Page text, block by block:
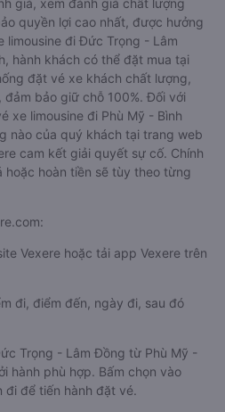
giá, xem đánh giá chất lượng
quyền lợi cao nhất, được hưởng
limousine đi Đức Trọng - Lâm
hành khách có thể đặt mua tại
đặt vé xe khách chất lượng,
bảo giữ chỗ 100%. Đối với
xe limousine đi Phù Mỹ - Bình
nào của quý khách tại trang web
cam kết giải quyết sự cố. Chính
hoặc hoàn tiền sẽ tùy theo từng
Vexere hoặc tải app Vexere trên
đi, điểm đến, ngày đi, sau đó
Trọng - Lâm Đồng từ Phù Mỹ -
hành phù hợp. Bấm chọn vào
đi để tiến hành đặt vé.